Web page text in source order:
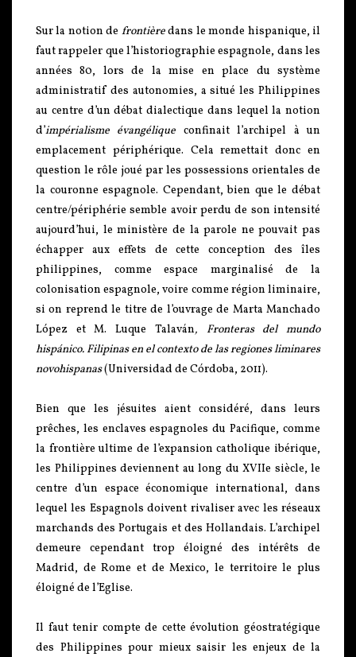
Sur la notion de frontièredans le monde hispanique, il
faut rappeler que l’historiographie espagnole, dans les
années 80, lors de la mise en place du système
administratif des autonomies, a situé les Philippines
au centre d’un débat dialectique dans lequel la notion
d’impérialisme évangélique confinait l’archipel à un
emplacement périphérique. Cela remettait donc en
question le rôle joué par les possessions orientales de
la couronne espagnole. Cependant, bien que le débat
centre/périphérie semble avoir perdu de son intensité
aujourd’hui, le ministère de la parole ne pouvait pas
échapper aux effets de cette conception des îles
philippines, comme espace marginalisé de la
colonisation espagnole, voire comme région liminaire,
si on reprend le titre de l’ouvrage de Marta Manchado
López et M. Luque Talaván, Fronteras del mundo
hispánico. Filipinas en el contexto de las regiones liminares
novohispanas(Universidad de Córdoba, 2011).
Bien que les jésuites aient considéré, dans leurs
prêches, les enclaves espagnoles du Pacifique, comme
la frontière ultime de l’expansion catholique ibérique,
les Philippines deviennent au long du XVIIe siècle, le
centre d’un espace économique international, dans
lequel les Espagnols doivent rivaliser avec les réseaux
marchands des Portugais et des Hollandais. L’archipel
demeure cependant trop éloigné des intérêts de
Madrid, de Rome et de Mexico, le territoire le plus
éloigné de l’Eglise.
Il faut tenir compte de cette évolution géostratégique
des Philippines pour mieux saisir les enjeux de la